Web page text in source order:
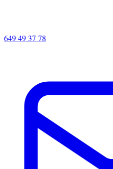
649 49 37 78